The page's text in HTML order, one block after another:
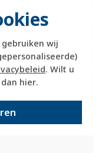
wij
. Wilt u
hier.
(mm)